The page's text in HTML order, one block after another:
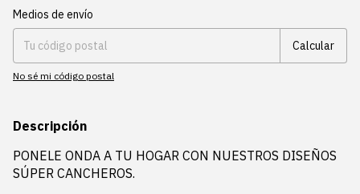
Entregas para el CP:
Medios de envío
Calcular
No sé mi código postal
Descripción
PONELE ONDA A TU HOGAR CON NUESTROS DISEÑOS
SÚPER CANCHEROS.